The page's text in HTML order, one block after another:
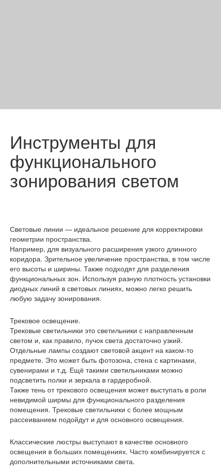
Инструменты для
функционального
зонирования светом
Световые линии — идеальное решение для корректировки
геометрии пространства.
Например, для визуального расширения узкого длинного
коридора. Зрительное увеличение пространства, в том числе
его высоты и ширины. Также подходят для разделения
функциональных зон. Используя разную плотность установки
диодных линий в световых линиях, можно легко решить
любую задачу зонирования.
Трековое освещение.
Трековые светильники это светильники с направленным
светом и, как правило, пучок света достаточно узкий.
Отдельные лампы создают световой акцент на каком-то
предмете. Это может быть фотозона, стена с картинами,
сувенирами и т.д. Ещё такими светильниками можно
подсветить полки и зеркала в гардеробной.
Также тень от трекового освещения может выступать в роли
невидимой ширмы для функционального разделения
помещения. Трековые светильники с более мощным
рассеиванием подойдут и для основного освещения.
Классические люстры выступают в качестве основного
освещения в больших помещениях. Часто комбинируется с
дополнительными источниками света.